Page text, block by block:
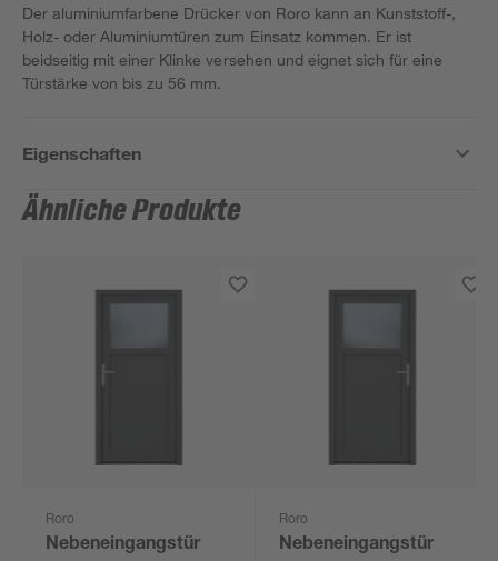
Der aluminiumfarbene Drücker von Roro kann an Kunststoff-,
Holz- oder Aluminiumtüren zum Einsatz kommen. Er ist
beidseitig mit einer Klinke versehen und eignet sich für eine
Türstärke von bis zu 56 mm.
Eigenschaften
Ähnliche Produkte
Roro
Nebeneingangstür
Roro
Nebeneingangstür